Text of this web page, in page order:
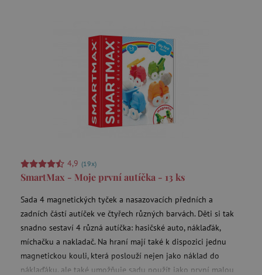
4,9 (19x)
SmartMax - Moje první autíčka - 13 ks
Sada 4 magnetických tyček a nasazovacích předních a
zadních částí autíček ve čtyřech různých barvách. Děti si tak
snadno sestaví 4 různá autíčka: hasičské auto, náklaďák,
míchačku a nakladač. Na hraní mají také k dispozici jednu
magnetickou kouli, která poslouží nejen jako náklad do
náklaďáku, ale také umožňuje sadu použít jako první malou
CookieScriptConsent
PHPSESSID
PHP.net
.heureka.cz